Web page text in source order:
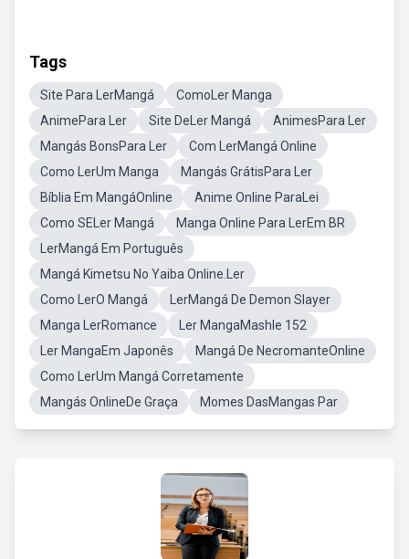
Tags
Site Para LerMangá
ComoLer Manga
AnimePara Ler
Site DeLer Mangá
AnimesPara Ler
Mangás BonsPara Ler
Com LerMangá Online
Como LerUm Manga
Mangás GrátisPara Ler
Bíblia Em MangáOnline
Anime Online ParaLei
Como SELer Mangá
Manga Online Para LerEm BR
LerMangá Em Português
Mangá Kimetsu No Yaiba Online.Ler
Como LerO Mangá
LerMangá De Demon Slayer
Manga LerRomance
Ler MangaMashle 152
Ler MangaEm Japonês
Mangá De NecromanteOnline
Como LerUm Mangá Corretamente
Mangás OnlineDe Graça
Momes DasMangas Par